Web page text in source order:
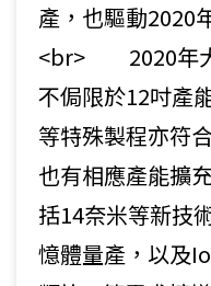
產，也驅動2020
<br> 2020年大
不侷限於12吋產
等特殊製程亦符
也有相應產能擴
括14奈米等新技
憶體量產，以及